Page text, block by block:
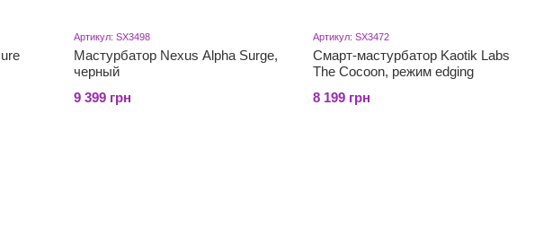
Артикул: SX3498
Мастурбатор Nexus Alpha Surge,
черный
9 399 грн
Артикул: SX3472
Смарт-мастурбатор Kaotik Labs
The Cocoon, режим edging
8 199 грн